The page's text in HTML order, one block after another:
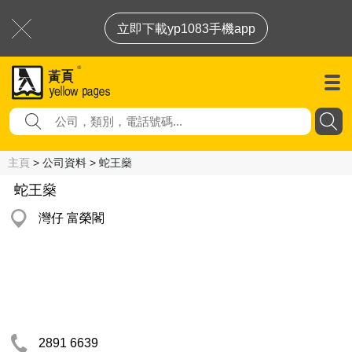
立即下載yp1083手機app
主頁 > 公司資料 > 蛇王燊
蛇王燊
灣仔 富榮閣
2891 6639